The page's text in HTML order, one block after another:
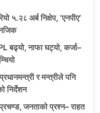
५.२८ अर्ब निक्षेप, ‘एनपीए’
बढ्यो, नाफा घट्यो, कर्जा–
र मन्त्रीले पनि
निर्देशन
जनताको प्रश्न– राहत